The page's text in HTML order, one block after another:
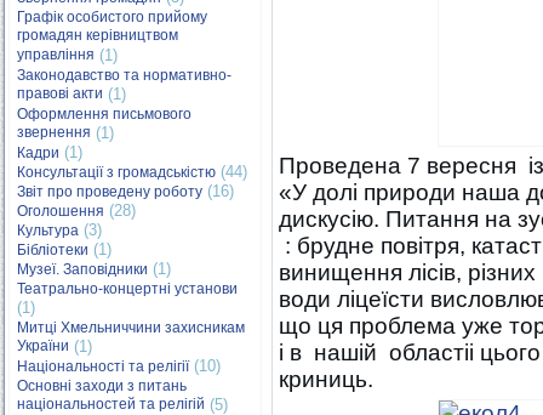
Графік особистого прийому
громадян керівництвом
управління (1)
Законодавство та нормативно-
правові акти (1)
Оформлення письмового
звернення (1)
Кадри (1)
Консультації з громадськістю (44)
Звіт про проведену роботу (16)
Оголошення (28)
Культура (3)
Бібліотеки (1)
Музеї. Заповідники (1)
Театрально-концертні установи
(1)
Митці Хмельниччини захисникам
України (1)
Національності та релігії(10)
Основні заходи з питань
національностей та релігій (5)
Проведена 7 вересня
«У долі природи наша
дискусію. Питання на
: брудне повітря,
винищення лісів,
води ліцеїсти
що ця проблема уже
і в нашій областіі
криниць.